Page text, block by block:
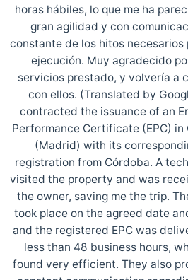
horas hábiles, lo que me ha
gran agilidad y con
constante de los hitos necesarios
ejecución. Muy agradecido
servicios prestado, y volvería a
con ellos. (Translated by
contracted the issuance of an
Performance Certificate (EPC) in
(Madrid) with its
registration from Córdoba. A
visited the property and was
the owner, saving me the trip.
took place on the agreed date
and the registered EPC was
less than 48 business hours,
found very efficient. They also